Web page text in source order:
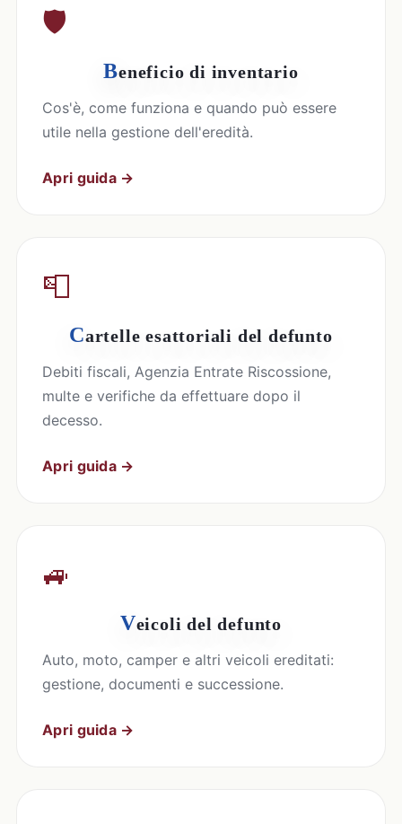
🛡️
Beneficio di inventario
Cos'è, come funziona e quando può essere
utile nella gestione dell'eredità.
Apri guida →
📮
Cartelle esattoriali del defunto
Debiti fiscali, Agenzia Entrate Riscossione,
multe e verifiche da effettuare dopo il
decesso.
Apri guida →
🚙
Veicoli del defunto
Auto, moto, camper e altri veicoli ereditati:
gestione, documenti e successione.
Apri guida →